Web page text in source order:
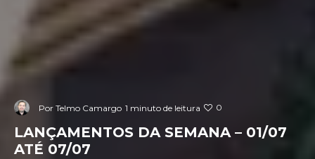
Por Telmo Camargo 1 minuto de leitura 0
LANÇAMENTOS DA SEMANA – 01/07
ATÉ 07/07